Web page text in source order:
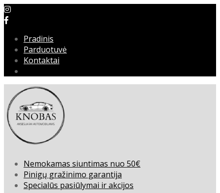
Pradinis
Parduotuvė
Kontaktai
Nemokamas siuntimas nuo 50€
Pinigų gražinimo garantija
Specialūs pasiūlymai ir akcijos